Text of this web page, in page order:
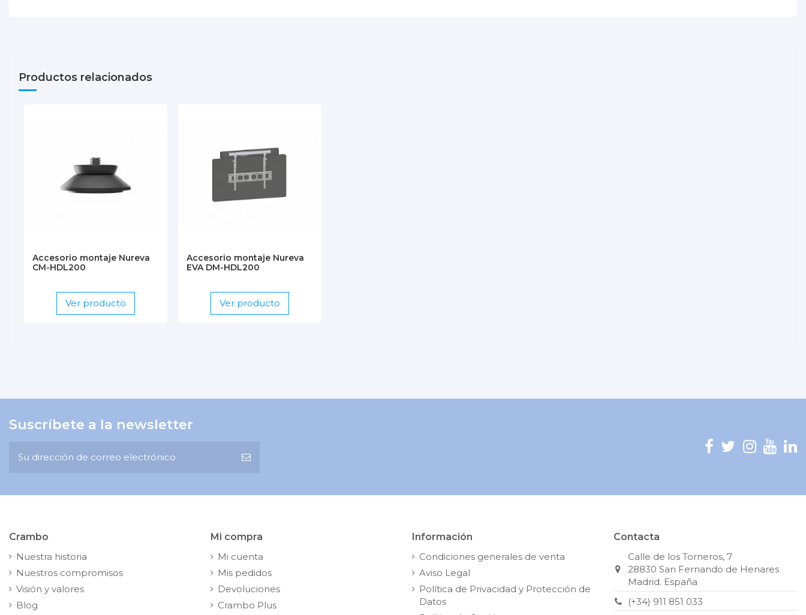
Descargas (485.57k)
Productos relacionados
Accesorio montaje Nureva
CM-HDL200
Ver producto
Accesorio montaje Nureva
EVA DM-HDL200
Ver producto
Suscríbete a la newsletter
Crambo
Nuestra historia
Nuestros compromisos
Visión y valores
Blog
Mi compra
Mi cuenta
Mis pedidos
Devoluciones
Crambo Plus
Información
Condiciones generales de venta
Aviso Legal
Política de Privacidad y Protección de
Datos
Contacta
Calle de los Torneros, 7
28830 San Fernando de Henares
Madrid. España
(+34) 911 851 033